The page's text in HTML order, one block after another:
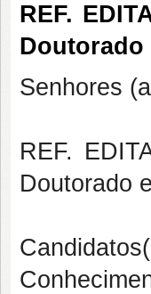
REF.
Doutorado
Senhores
REF.
Doutorado